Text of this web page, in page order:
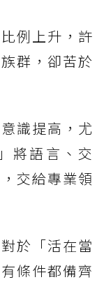
例上升，許
群，卻苦於
識提高，尤
將語言、交
交給專業領
於「活在當
條件都備齊